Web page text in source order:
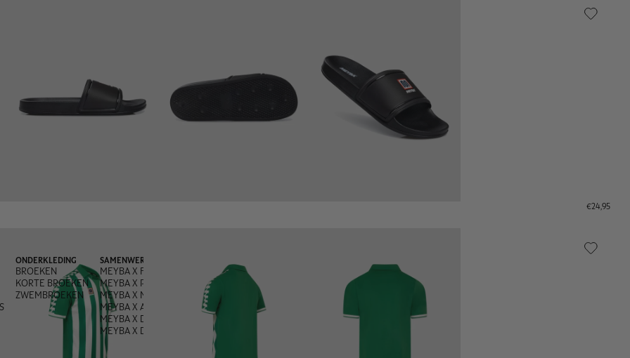
ONDERKLEDING
BROEKEN
KORTE BROEKEN
ZWEMBROEKEN
SAMENWERKINGEN
MEYBA X FRED PERRY
MEYBA X PACHANGA
MEYBA X MONEGROS
MEYBA X ANDREA OLIVA
MEYBA X DEFECTED
MEYBA X DOWNLOAD
€24,95